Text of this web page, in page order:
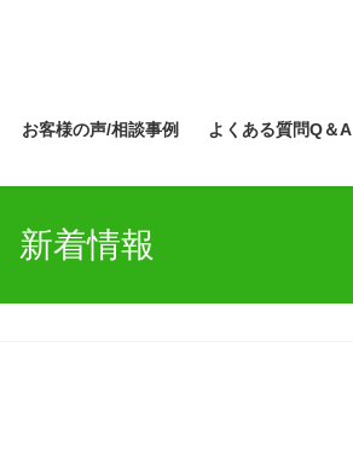
お客様の声/相談事例 よくある質問Q＆A
新着情報